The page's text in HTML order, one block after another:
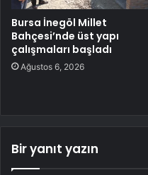
Bursa İnegöl Millet
Bahçesi’nde üst yapı
çalışmaları başladı
Ağustos 6, 2026
Bir yanıt yazın